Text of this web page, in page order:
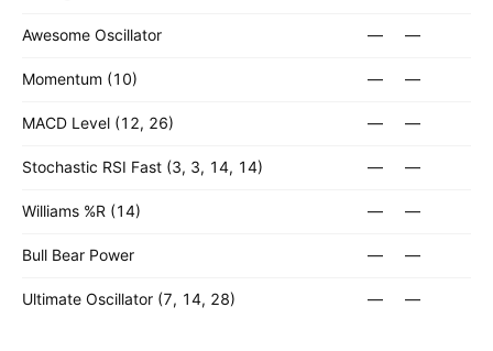
Awesome Oscillator — —
Momentum (10) — —
MACD Level (12, 26) — —
Stochastic RSI Fast (3, 3, 14, 14) — —
Williams %R (14) — —
Bull Bear Power — —
Ultimate Oscillator (7, 14, 28) — —